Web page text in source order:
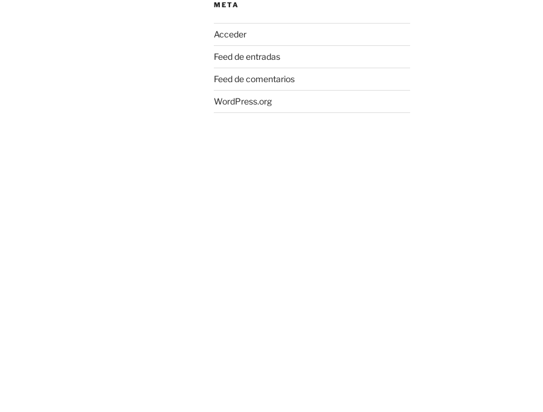
META
Acceder
Feed de entradas
Feed de comentarios
WordPress.org